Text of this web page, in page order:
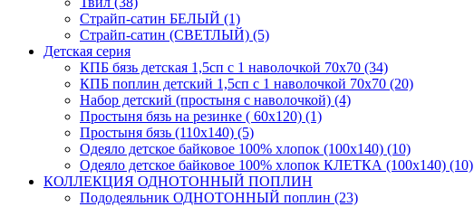
Страйп-сатин БЕЛЫЙ (1)
Страйп-сатин (СВЕТЛЫЙ) (5)
Детская серия
КПБ бязь детская 1,5сп с 1 наволочкой 70х70 (34)
КПБ поплин детский 1,5сп с 1 наволочкой 70х70 (20)
Набор детский (простыня с наволочкой) (4)
Простыня бязь на резинке ( 60х120) (1)
Простыня бязь (110х140) (5)
Одеяло детское байковое 100% хлопок (100х140) (10)
Одеяло детское байковое 100% хлопок КЛЕТКА (100х140) (10)
КОЛЛЕКЦИЯ ОДНОТОННЫЙ ПОПЛИН
Пододеяльник ОДНОТОННЫЙ поплин (23)